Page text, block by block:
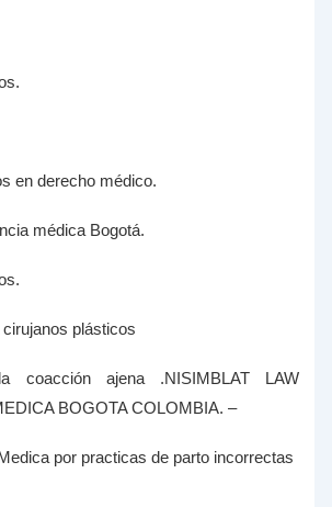
en derecho médico.
médica Bogotá.
plásticos
coacción ajena .NISIMBLAT LAW
BOGOTA COLOMBIA. –
por practicas de parto incorrectas